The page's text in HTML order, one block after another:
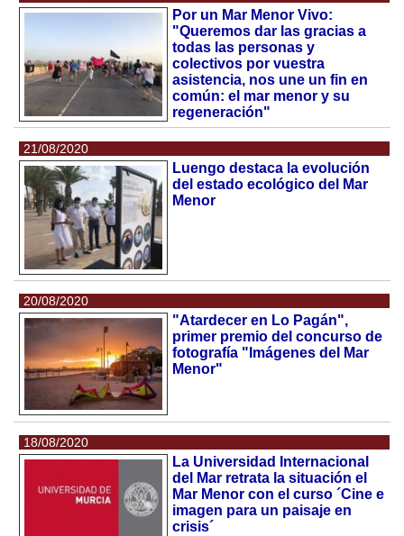
Por un Mar Menor Vivo:
"Queremos dar las gracias a
todas las personas y
colectivos por vuestra
asistencia, nos une un fin en
común: el mar menor y su
regeneración"
21/08/2020
Luengo destaca la evolución
del estado ecológico del Mar
Menor
20/08/2020
"Atardecer en Lo Pagán",
primer premio del concurso de
fotografía "Imágenes del Mar
Menor"
18/08/2020
La Universidad Internacional
del Mar retrata la situación el
Mar Menor con el curso ´Cine e
imagen para un paisaje en
crisis´